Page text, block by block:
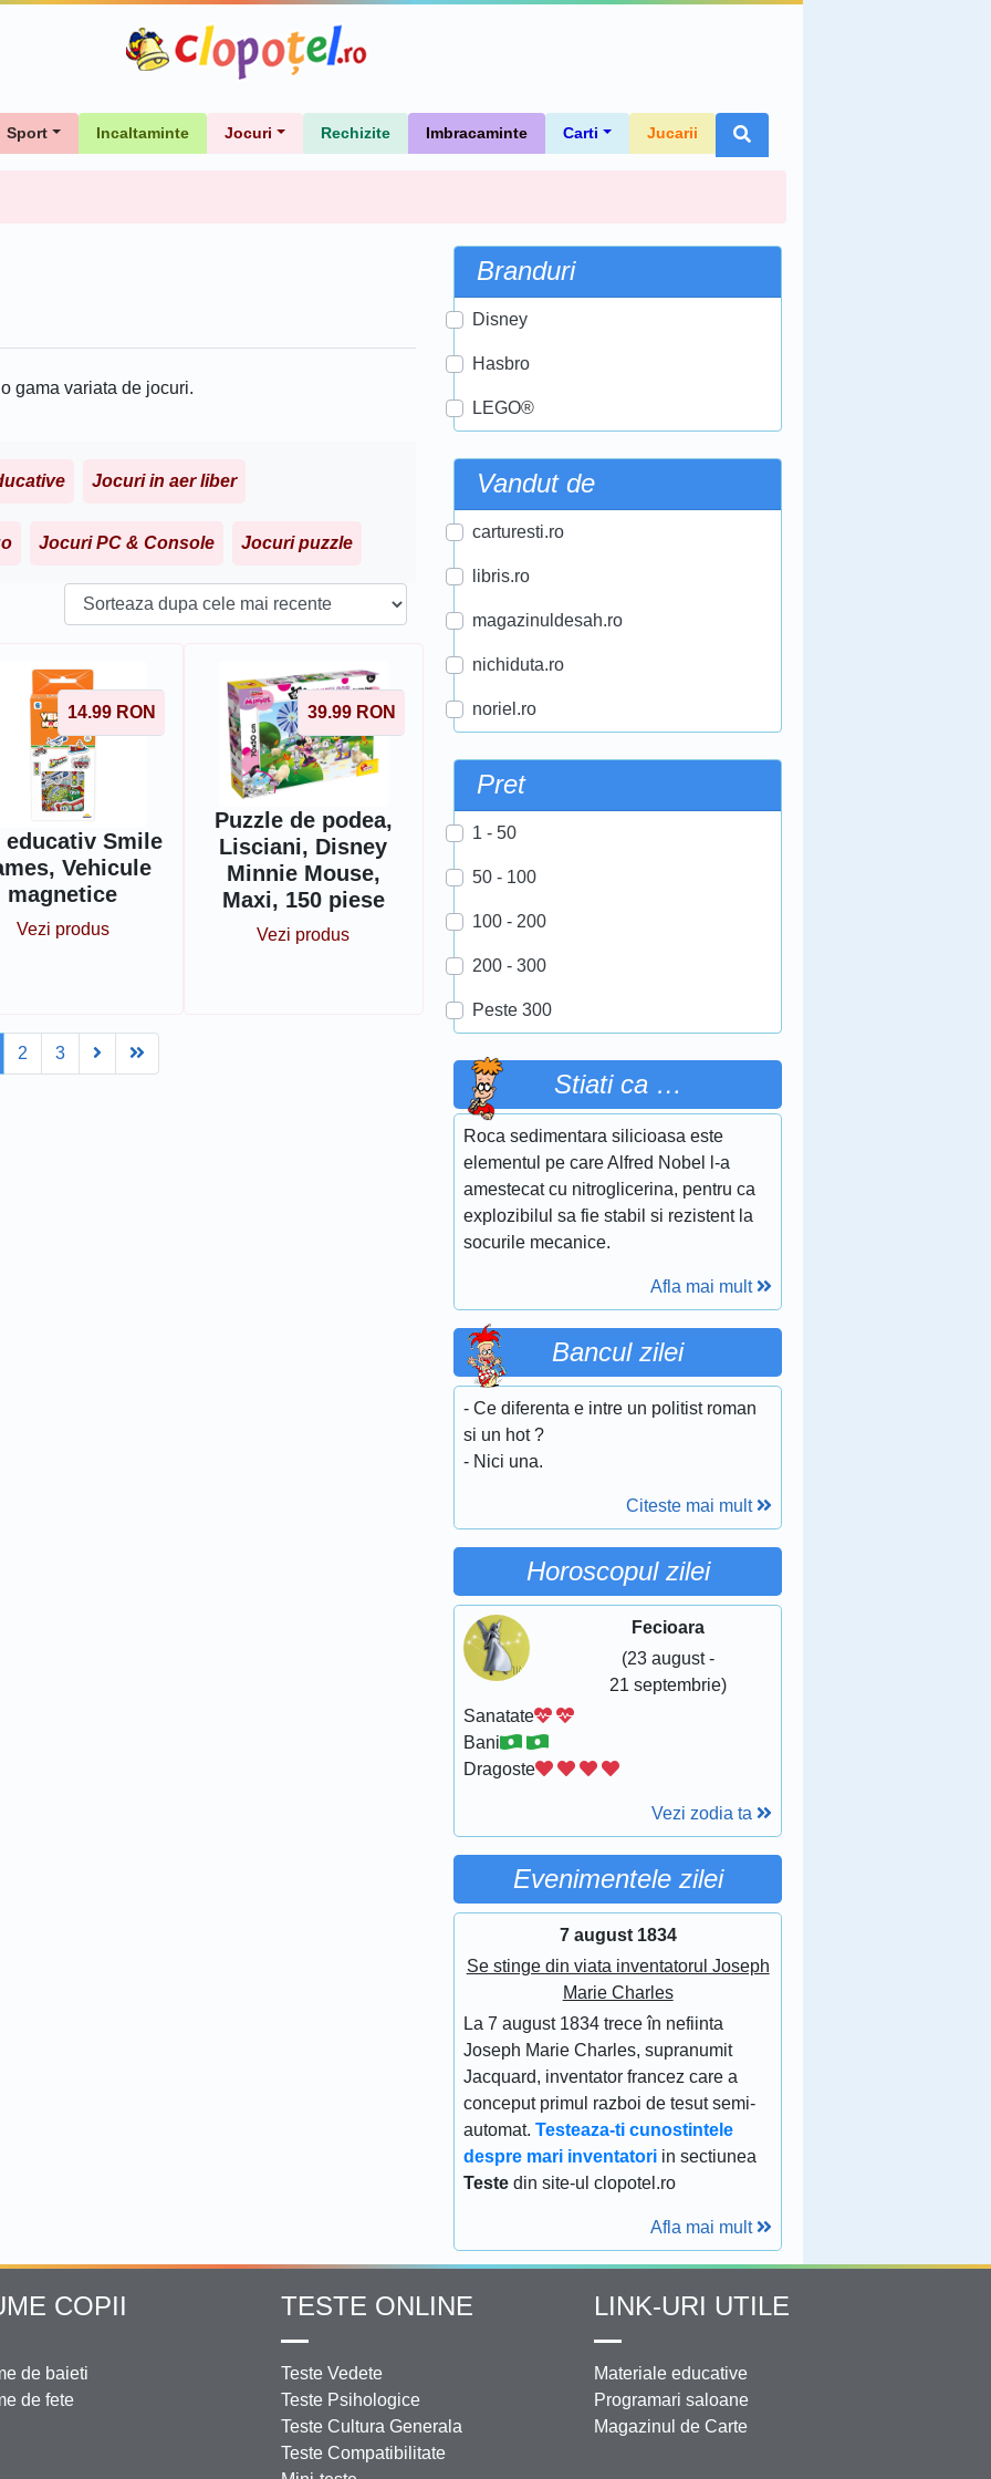
Sport Incaltaminte Jocuri Rechizite Imbracaminte Carti Jucarii
gama variata de jocuri.
Jocuri in aer liber
Jocuri PC & Console Jocuri puzzle
14.99 RON
educativ Smile
Vehicule
magnetice
Vezi produs
39.99 RON
Puzzle de podea,
Lisciani, Disney
Minnie Mouse,
Maxi, 150 piese
Vezi produs
2 3 Next
Branduri
Disney
Hasbro
LEGO®
Vandut de
carturesti.ro
libris.ro
magazinuldesah.ro
nichiduta.ro
noriel.ro
Pret
1 - 50
50 - 100
100 - 200
200 - 300
Peste 300
Stiati ca …
Roca sedimentara silicioasa este
elementul pe care Alfred Nobel l-a
amestecat cu nitroglicerina, pentru ca
explozibilul sa fie stabil si rezistent la
socurile mecanice.
Afla mai mult
Bancul zilei
- Ce diferenta e intre un politist roman
si un hot ?
- Nici una.
Citeste mai mult
Horoscopul zilei
Fecioara
(23 august -
21 septembrie)
Sanatate
Bani
Dragoste
Vezi zodia ta
Evenimentele zilei
7 august 1834
Se stinge din viata inventatorul Joseph
Marie Charles
La 7 august 1834 trece în nefiinta
Joseph Marie Charles, supranumit
Jacquard, inventator francez care a
conceput primul razboi de tesut semi-
automat.Testeaza-ti cunostintele
despre mari inventatori in sectiunea
Teste din site-ul clopotel.ro
Afla mai mult
COPII
de baieti
de fete
TESTE ONLINE
Teste Vedete
Teste Psihologice
Teste Cultura Generala
Teste Compatibilitate
LINK-URI UTILE
Materiale educative
Programari saloane
Magazinul de Carte